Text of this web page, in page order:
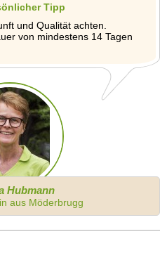
Tipp
und Qualität achten.
von mindestens 14 Tagen
Hubmann
aus Möderbrugg